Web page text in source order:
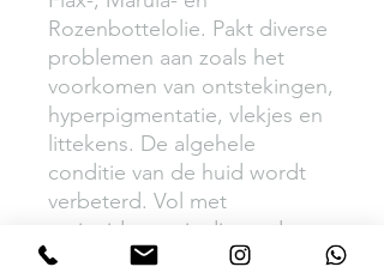
Rozenbottelolie. Pakt diverse
problemen aan zoals het
voorkomen van ontstekingen,
hyperpigmentatie, vlekjes en
littekens. De algehele
conditie van de huid wordt
verbeterd. Vol met
antioxidanten is dit product
ideaal om de huid te